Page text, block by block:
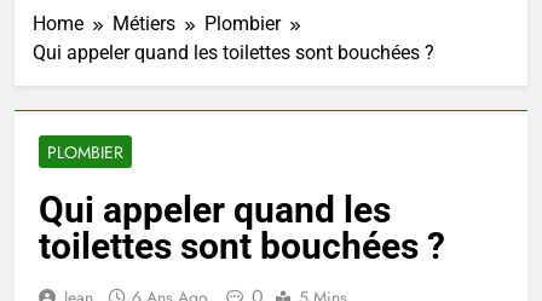
Home Métiers
Plombier
Qui appeler quand les toilettes sont bouchées ?
PLOMBIER
Qui appeler quand les
toilettes sont bouchées ?